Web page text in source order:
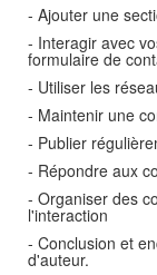
- Ajouter une
- Interagir avec
formulaire de
- Utiliser les
- Maintenir une
- Publier
- Répondre aux
- Organiser des
l'interaction
- Conclusion et
d'auteur.